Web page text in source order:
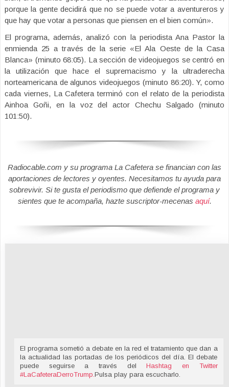
porque la gente decidirá que no se puede votar a aventureros y
que hay que votar a personas que piensen en el bien común».
El programa, además, analizó con la periodista Ana Pastor la
enmienda 25 a través de la serie «El Ala Oeste de la Casa
Blanca» (minuto 68:05). La sección de videojuegos se centró en
la utilización que hace el supremacismo y la ultraderecha
norteamericana de algunos videojuegos (minuto 86:20). Y, como
cada viernes, La Cafetera terminó con el relato de la periodista
Ainhoa Goñi, en la voz del actor Chechu Salgado (minuto
101:50).
Radiocable.com y su programa La Cafetera se financian con las
aportaciones de lectores y oyentes. Necesitamos tu ayuda para
sobrevivir. Si te gusta el periodismo que defiende el programa y
sientes que te acompaña, hazte suscriptor-mecenas aquí.
El programa sometió a debate en la red el tratamiento que dan a
la actualidad las portadas de los periódicos del día. El debate
puede seguirse a través delHashtag en Twitter
#LaCafeteraDerroTrump.Pulsa play para escucharlo.